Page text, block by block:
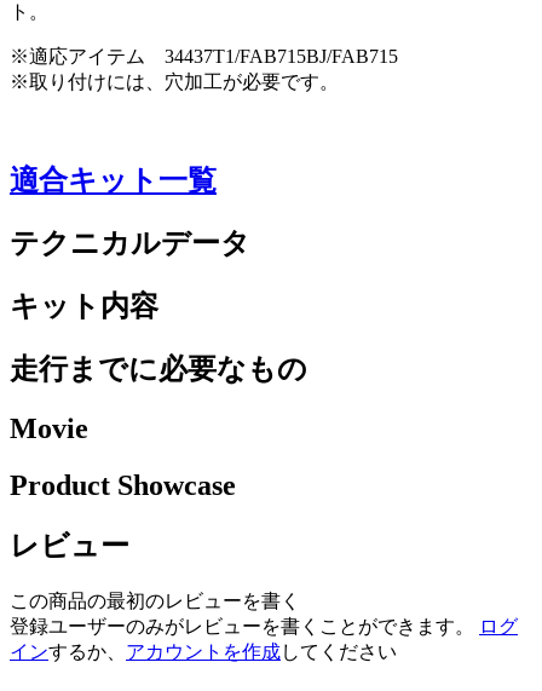
ト。
※適応アイテム 34437T1/FAB715BJ/FAB715
※取り付けには、穴加工が必要です。
適合キット一覧
テクニカルデータ
キット内容
走行までに必要なもの
Movie
Product Showcase
レビュー
この商品の最初のレビューを書く
登録ユーザーのみがレビューを書くことができます。
ログ
インするか、 アカウントを作成してください